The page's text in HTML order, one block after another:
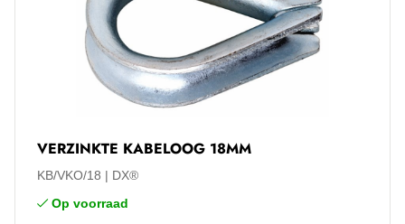
VERZINKTE KABELOOG 18MM
KB/VKO/18
DX®
Op voorraad